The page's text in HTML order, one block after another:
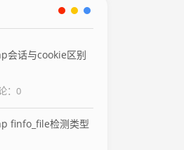
会话与cookie区别
：0
finfo_file检测类型